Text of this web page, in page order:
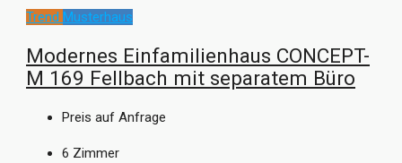
Trend Musterhaus
Modernes Einfamilienhaus CONCEPT-
M 169 Fellbach mit separatem Büro
Preis auf Anfrage
6 Zimmer